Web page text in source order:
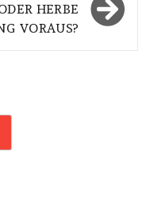
HERBE
VORAUS?